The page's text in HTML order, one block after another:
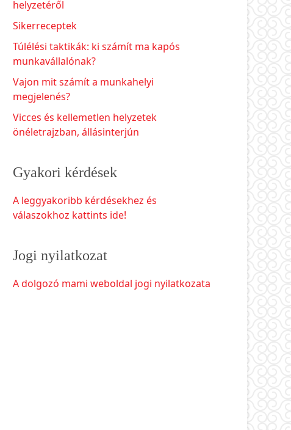
helyzetéről
Sikerreceptek
Túlélési taktikák: ki számít ma kapós
munkavállalónak?
Vajon mit számít a munkahelyi
megjelenés?
Vicces és kellemetlen helyzetek
önéletrajzban, állásinterjún
Gyakori kérdések
A leggyakoribb kérdésekhez és
válaszokhoz kattints ide!
Jogi nyilatkozat
A dolgozó mami weboldal jogi nyilatkozata